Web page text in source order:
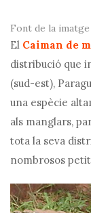
Font de la imatge
El Caiman de
distribució que
(sud-est),
una espècie
als manglars,
tota la seva
nombrosos